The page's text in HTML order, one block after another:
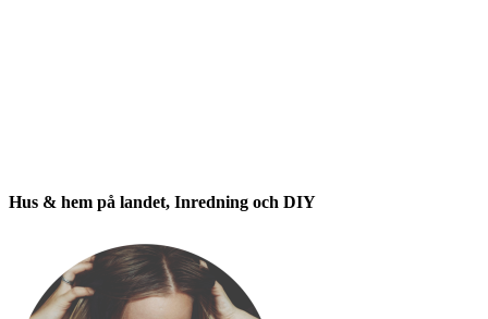
Hus & hem på landet, Inredning och DIY